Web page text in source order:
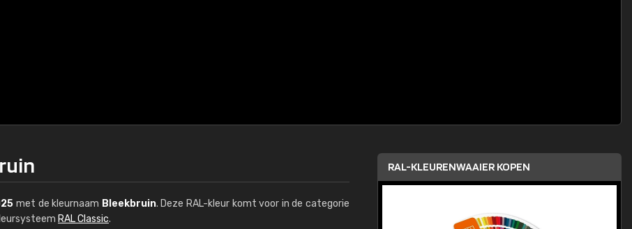
met de kleurnaam Bleekbruin. Deze RAL-kleur komt voor in de categorie
RAL Classic.
RAL-KLEURENWAAIER KOPEN